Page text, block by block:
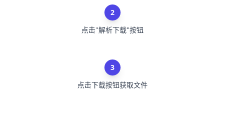
2
点击"解析下载"按钮
3
点击下载按钮获取文件